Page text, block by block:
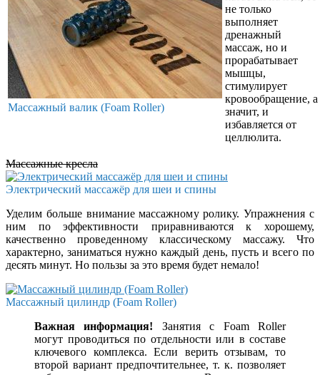
Массажный валик (Foam Roller)
не только
выполняет
дренажный
массаж, но и
прорабатывает
мышцы,
стимулирует
кровообращение, а
значит, и
избавляется от
целлюлита.
Массажные кресла
Электрический массажёр для шеи и спины
Уделим больше внимание массажному ролику. Упражнения с
ним по эффективности приравниваются к хорошему,
качественно проведенному классическому массажу. Что
характерно, заниматься нужно каждый день, пусть и всего по
десять минут. Но пользы за это время будет немало!
Массажный цилиндр (Foam Roller)
Важная информация! Занятия с Foam Roller
могут проводиться по отдельности или в составе
ключевого комплекса. Если верить отзывам, то
второй вариант предпочтительнее, т. к. позволяет